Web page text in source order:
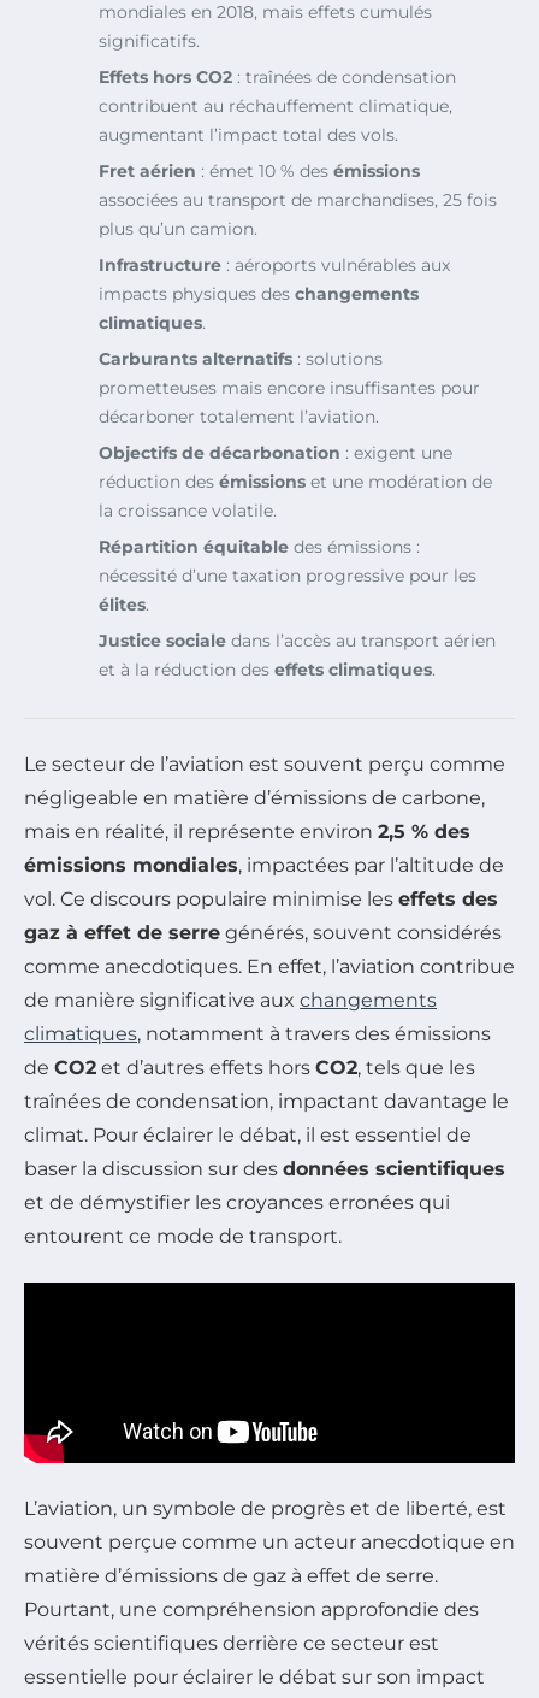
mondiales en 2018, mais effets cumulés
significatifs.
Effets hors CO2 : traînées de condensation
contribuent au réchauffement climatique,
augmentant l’impact total des vols.
Fret aérien : émet 10 % des émissions
associées au transport de marchandises, 25 fois
plus qu’un camion.
Infrastructure : aéroports vulnérables aux
impacts physiques des changements
climatiques.
Carburants alternatifs : solutions
prometteuses mais encore insuffisantes pour
décarboner totalement l’aviation.
Objectifs de décarbonation : exigent une
réduction des émissions et une modération de
la croissance volatile.
Répartition équitable des émissions :
nécessité d’une taxation progressive pour les
élites.
Justice sociale dans l’accès au transport aérien
et à la réduction des effets climatiques.
Le secteur de l’aviation est souvent perçu comme
négligeable en matière d’émissions de carbone,
mais en réalité, il représente environ 2,5 % des
émissions mondiales, impactées par l’altitude de
vol. Ce discours populaire minimise les effets des
gaz à effet de serre générés, souvent considérés
comme anecdotiques. En effet, l’aviation contribue
de manière significative aux changements
climatiques, notamment à travers des émissions
de CO2 et d’autres effets hors CO2, tels que les
traînées de condensation, impactant davantage le
climat. Pour éclairer le débat, il est essentiel de
baser la discussion sur des données scientifiques
et de démystifier les croyances erronées qui
entourent ce mode de transport.
L’aviation, un symbole de progrès et de liberté, est
souvent perçue comme un acteur anecdotique en
matière d’émissions de gaz à effet de serre.
Pourtant, une compréhension approfondie des
vérités scientifiques derrière ce secteur est
essentielle pour éclairer le débat sur son impact